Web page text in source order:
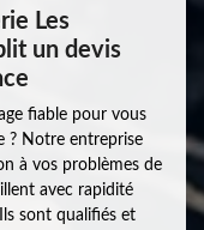
Les
un devis
fiable pour vous
? Notre entreprise
à vos problèmes de
avec rapidité
sont qualifiés et